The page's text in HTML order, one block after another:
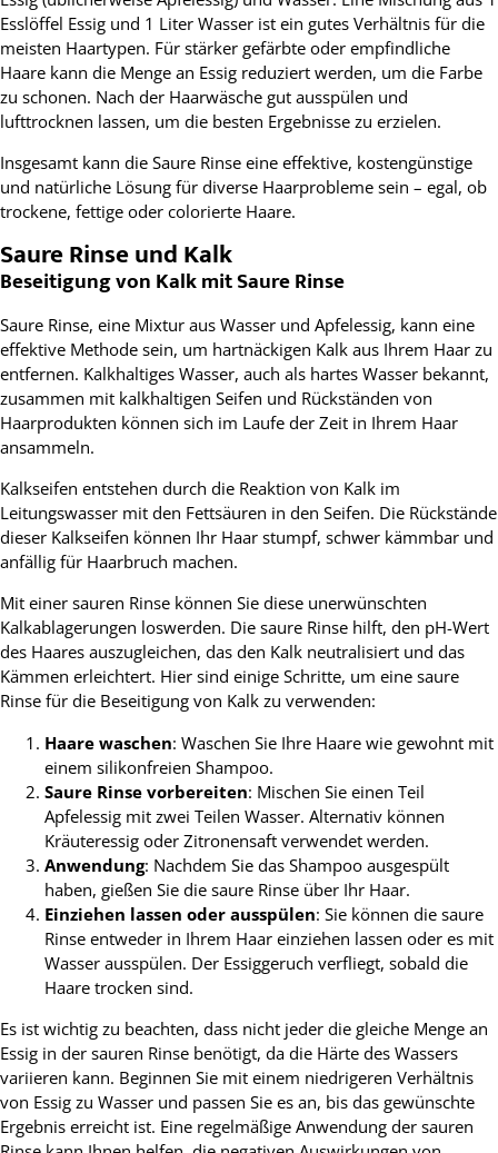
Esslöffel Essig und 1 Liter Wasser ist ein gutes Verhältnis für die
meisten Haartypen. Für stärker gefärbte oder empfindliche
Haare kann die Menge an Essig reduziert werden, um die Farbe
zu schonen. Nach der Haarwäsche gut ausspülen und
lufttrocknen lassen, um die besten Ergebnisse zu erzielen.
Insgesamt kann die Saure Rinse eine effektive, kostengünstige
und natürliche Lösung für diverse Haarprobleme sein – egal, ob
trockene, fettige oder colorierte Haare.
Saure Rinse und Kalk
Beseitigung von Kalk mit Saure Rinse
Saure Rinse, eine Mixtur aus Wasser und Apfelessig, kann eine
effektive Methode sein, um hartnäckigen Kalk aus Ihrem Haar zu
entfernen. Kalkhaltiges Wasser, auch als hartes Wasser bekannt,
zusammen mit kalkhaltigen Seifen und Rückständen von
Haarprodukten können sich im Laufe der Zeit in Ihrem Haar
ansammeln.
Kalkseifen entstehen durch die Reaktion von Kalk im
Leitungswasser mit den Fettsäuren in den Seifen. Die Rückstände
dieser Kalkseifen können Ihr Haar stumpf, schwer kämmbar und
anfällig für Haarbruch machen.
Mit einer sauren Rinse können Sie diese unerwünschten
Kalkablagerungen loswerden. Die saure Rinse hilft, den pH-Wert
des Haares auszugleichen, das den Kalk neutralisiert und das
Kämmen erleichtert. Hier sind einige Schritte, um eine saure
Rinse für die Beseitigung von Kalk zu verwenden:
Haare waschen: Waschen Sie Ihre Haare wie gewohnt mit
einem silikonfreien Shampoo.
Saure Rinse vorbereiten: Mischen Sie einen Teil
Apfelessig mit zwei Teilen Wasser. Alternativ können
Kräuteressig oder Zitronensaft verwendet werden.
Anwendung: Nachdem Sie das Shampoo ausgespült
haben, gießen Sie die saure Rinse über Ihr Haar.
Einziehen lassen oder ausspülen: Sie können die saure
Rinse entweder in Ihrem Haar einziehen lassen oder es mit
Wasser ausspülen. Der Essiggeruch verfliegt, sobald die
Haare trocken sind.
Es ist wichtig zu beachten, dass nicht jeder die gleiche Menge an
Essig in der sauren Rinse benötigt, da die Härte des Wassers
variieren kann. Beginnen Sie mit einem niedrigeren Verhältnis
von Essig zu Wasser und passen Sie es an, bis das gewünschte
Ergebnis erreicht ist. Eine regelmäßige Anwendung der sauren